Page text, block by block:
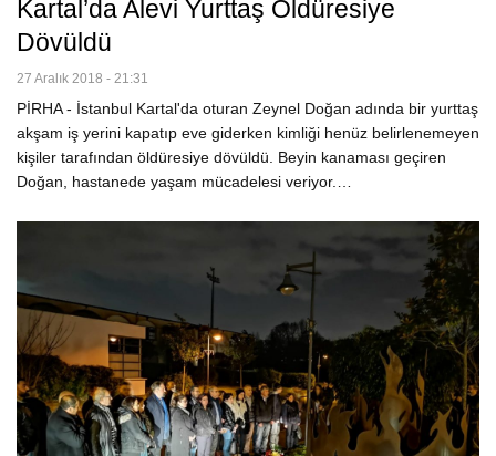
Kartal’da Alevi Yurttaş Öldüresiye
Dövüldü
27 Aralık 2018 - 21:31
PİRHA - İstanbul Kartal'da oturan Zeynel Doğan adında bir yurttaş
akşam iş yerini kapatıp eve giderken kimliği henüz belirlenemeyen
kişiler tarafından öldüresiye dövüldü. Beyin kanaması geçiren
Doğan, hastanede yaşam mücadelesi veriyor.…